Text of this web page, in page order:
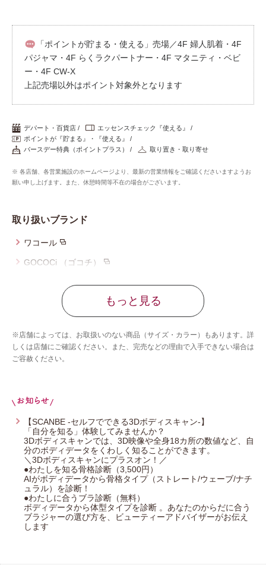
「ポイントが貯まる・使える」売場／4F 婦人肌着・4F
パジャマ・4F らくラクパートナー・4F マタニティ・ベビ
ー・4F CW-X
上記売場以外はポイント対象外となります
デパート・百貨店
エッセンスチェック『使える』
ポイントが『貯まる』・『使える』
バースデー特典（ポイントプラス）
取り置き・取り寄せ
※ 各店舗、各営業施設のホームページより、最新の営業情報をご確認くださいますようお
願い申し上げます。また、休憩時間等不在の場合がございます。
取り扱いブランド
ワコール
GOCOCi （ゴコチ）
ワコール_マタニティ
ワコール_ジュニア
CW-X
アツコマタノ
もっと見る
※店舗によっては、お取扱いのない商品（サイズ・カラー）もあります。詳
しくは店舗にご確認ください。また、完売などの理由で入手できない場合は
ご容赦ください。
【SCANBE -セルフでできる3Dボディスキャン-】
「自分を知る」体験してみませんか？
3Dボディスキャンでは、3D映像や全身18カ所の数値など、自
分のボディデータをくわしく知ることができます。
＼3Dボディスキャンにプラスオン！／
●わたしを知る骨格診断（3,500円）
AIがボディデータから骨格タイプ（ストレート/ウェーブ/ナチ
ュラル）を診断！
●わたしに合うブラ診断（無料）
ボディデータから体型タイプを診断 。あなたのからだに合う
ブラジャーの選び方を、ビューティーアドバイザーがお伝え
します